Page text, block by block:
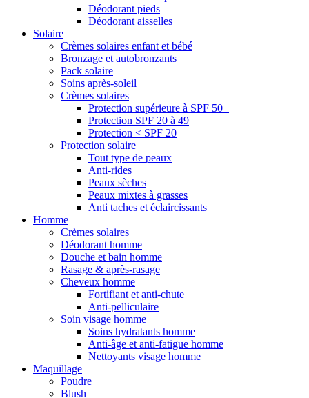
Déodorant pieds
Déodorant aisselles
Solaire
Crèmes solaires enfant et bébé
Bronzage et autobronzants
Pack solaire
Soins après-soleil
Crèmes solaires
Protection supérieure à SPF 50+
Protection SPF 20 à 49
Protection < SPF 20
Protection solaire
Tout type de peaux
Anti-rides
Peaux sèches
Peaux mixtes à grasses
Anti taches et éclaircissants
Homme
Crèmes solaires
Déodorant homme
Douche et bain homme
Rasage & après-rasage
Cheveux homme
Fortifiant et anti-chute
Anti-pelliculaire
Soin visage homme
Soins hydratants homme
Anti-âge et anti-fatigue homme
Nettoyants visage homme
Maquillage
Poudre
Blush